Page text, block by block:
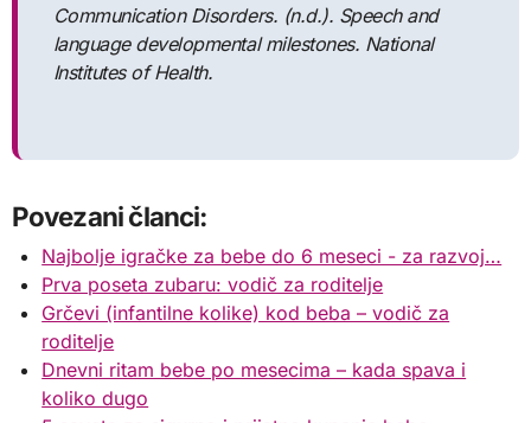
Communication Disorders. (n.d.). Speech and
language developmental milestones. National
Institutes of Health.
Povezani članci:
Najbolje igračke za bebe do 6 meseci - za razvoj…
Prva poseta zubaru: vodič za roditelje
Grčevi (infantilne kolike) kod beba – vodič za
roditelje
Dnevni ritam bebe po mesecima – kada spava i
koliko dugo